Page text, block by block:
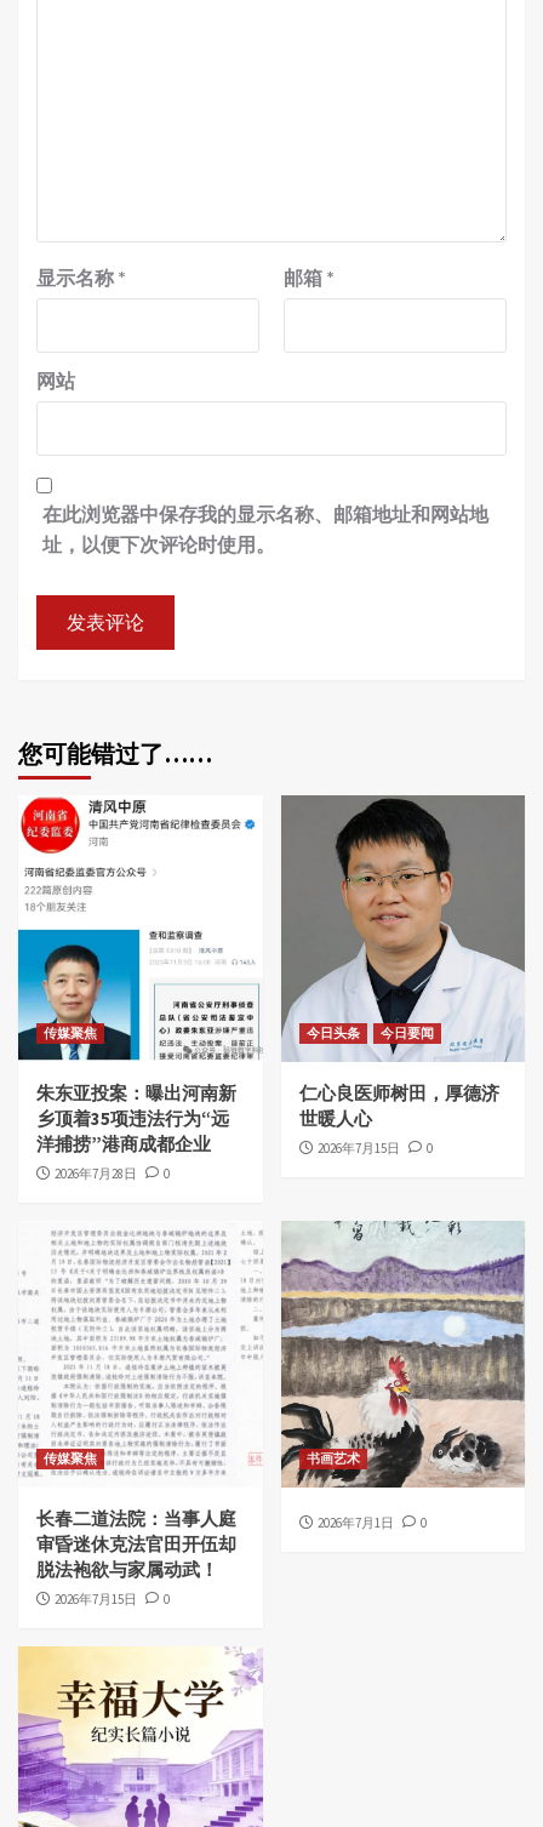
显示名称 * 邮箱 *
网站
在此浏览器中保存我的显示名称、邮箱地址和网站地
址，以便下次评论时使用。
您可能错过了……
传媒聚焦
朱东亚投案：曝出河南新
乡顶着35项违法行为“远
洋捕捞”港商成都企业
2026年7月28日 0
今日头条 今日要闻
仁心良医师树田，厚德济
世暖人心
2026年7月15日 0
传媒聚焦
长春二道法院：当事人庭
审昏迷休克法官田开伍却
脱法袍欲与家属动武！
2026年7月15日 0
书画艺术
2026年7月1日 0